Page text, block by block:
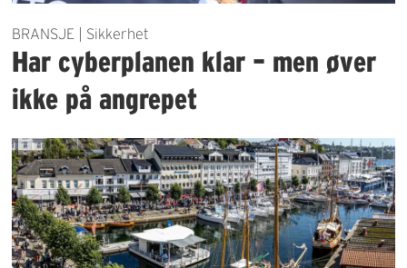
BRANSJE | Sikkerhet
Har cyberplanen klar – men øver
ikke på angrepet